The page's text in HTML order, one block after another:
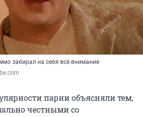
забирал на себя всё внимание
парни объясняли тем,
честными со